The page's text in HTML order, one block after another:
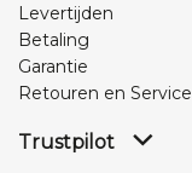
Levertijden
Betaling
Garantie
Retouren en Service
Trustpilot